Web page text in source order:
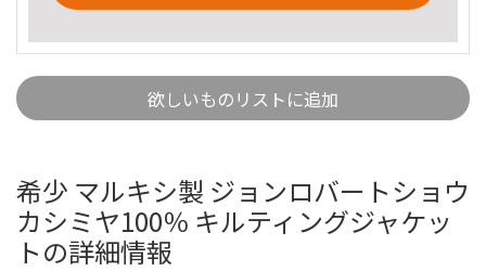
欲しいものリストに追加
希少 マルキシ製 ジョンロバートショウ
カシミヤ100％ キルティングジャケッ
トの詳細情報